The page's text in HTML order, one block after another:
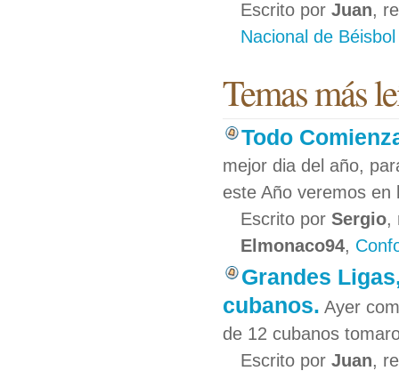
Escrito por Juan,
Nacional de Béisbol
Temas más
Todo
mejor dia del año,
este Año veremos en
Escrito por Sergio,
Elmonaco94,
Grandes
cubanos. Ayer
de 12 cubanos
Escrito por Juan,